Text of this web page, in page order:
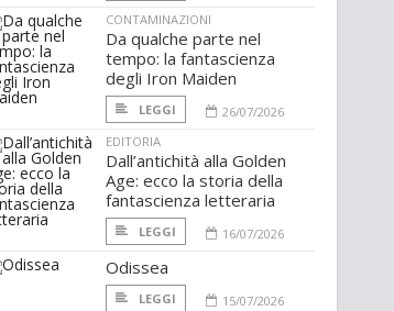
CONTAMINAZIONI
Da qualche parte nel
tempo: la fantascienza
degli Iron Maiden
LEGGI
26/07/2026
EDITORIA
Dall’antichità alla Golden
Age: ecco la storia della
fantascienza letteraria
LEGGI 16/07/2026
Odissea
LEGGI 15/07/2026